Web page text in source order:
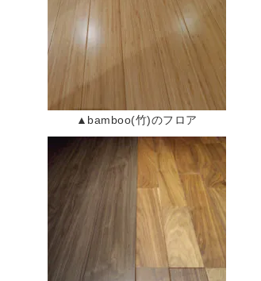
▲bamboo(竹)のフロア